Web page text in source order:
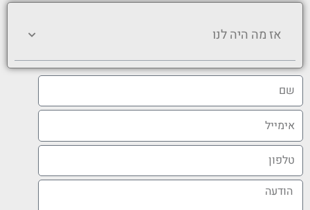
אז מה היה לנו
ש
א
מ
י
ט
פה